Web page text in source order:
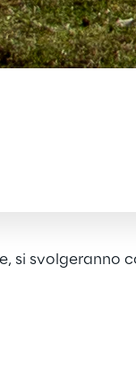
si svolgeranno